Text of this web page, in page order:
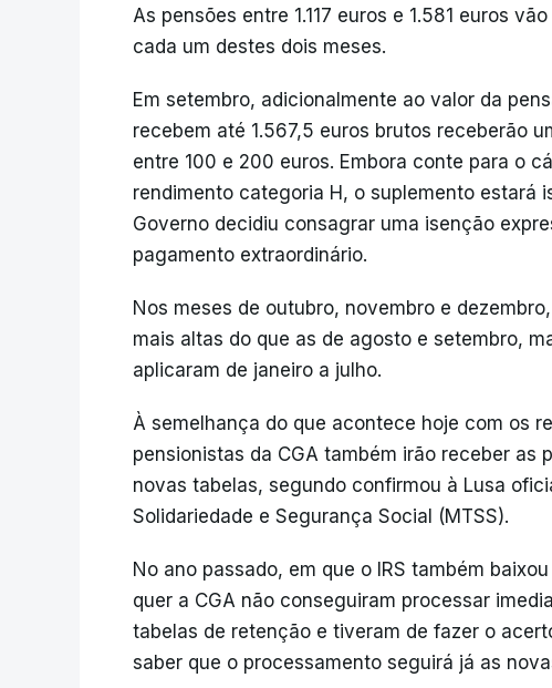
As pensões entre 1.117 euros e 1.581 euros
cada um destes dois meses.
Em setembro, adicionalmente ao valor da
recebem até 1.567,5 euros brutos receberão
entre 100 e 200 euros. Embora conte para o
rendimento categoria H, o suplemento estará
Governo decidiu consagrar uma isenção
pagamento extraordinário.
Nos meses de outubro, novembro e
mais altas do que as de agosto e setembro,
aplicaram de janeiro a julho.
À semelhança do que acontece hoje com os
pensionistas da CGA também irão receber as
novas tabelas, segundo confirmou à Lusa
Solidariedade e Segurança Social (MTSS).
No ano passado, em que o IRS também
quer a CGA não conseguiram processar
tabelas de retenção e tiveram de fazer o
saber que o processamento seguirá já as